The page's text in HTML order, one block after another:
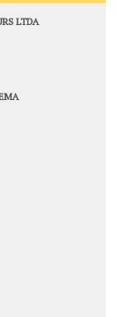
LTDA